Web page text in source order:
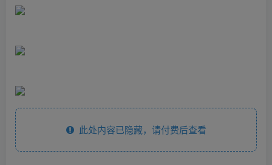
此处内容已隐藏，请付费后查看